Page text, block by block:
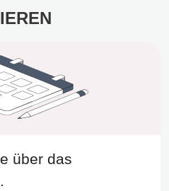
über das